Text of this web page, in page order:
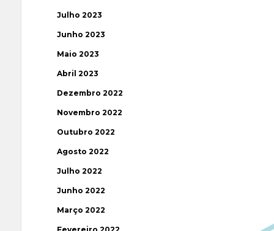
Julho 2023
Junho 2023
Maio 2023
Abril 2023
Dezembro 2022
Novembro 2022
Outubro 2022
Agosto 2022
Julho 2022
Junho 2022
Março 2022